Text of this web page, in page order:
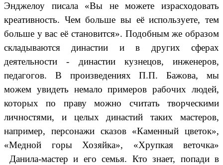
Энджелоу писала «Вы не можете израсходовать
креативность. Чем больше вы её используете, тем
больше у вас её становится». Подобным же образом
складываются династии и в других сферах
деятельности - династии кузнецов, инженеров,
педагогов. В произведениях П.П. Бажова, мы
можем увидеть немало примеров рабочих людей,
которых по праву можно считать творческими
личностями, и целых династий таких мастеров,
например, персонажи сказов «Каменный цветок»,
«Медной горы Хозяйка», «Хрупкая веточка»
Данила-мастер и его семья. Кто знает, попади в